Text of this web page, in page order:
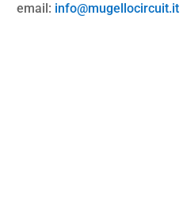
email: info@mugellocircuit.it